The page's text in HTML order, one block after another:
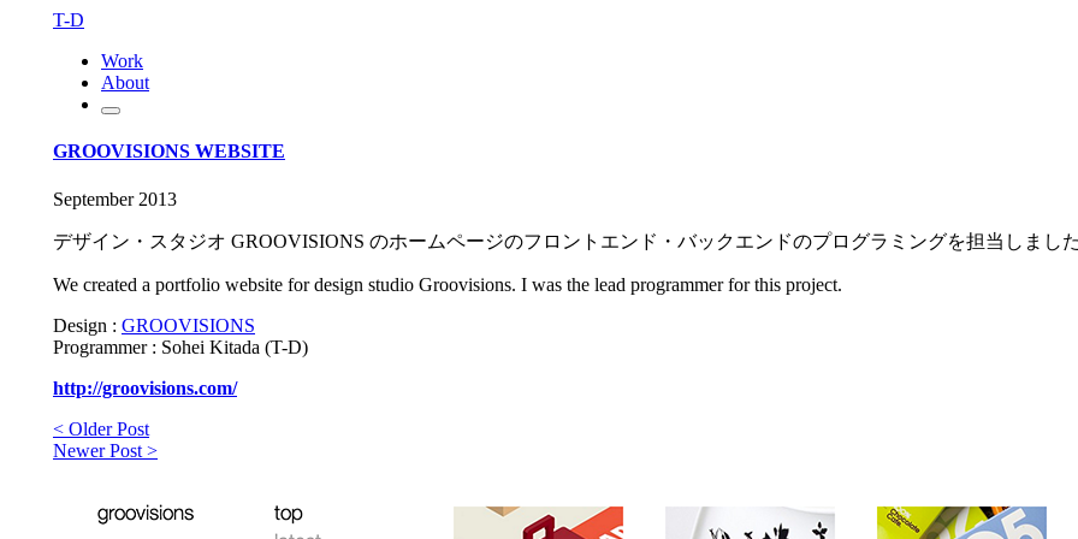
T-D
Work
About
GROOVISIONS WEBSITE
September 2013
デザイン・スタジオ GROOVISIONS のホームページのフロントエンド・バックエンドのプログラミングを担当しまし
We created a portfolio website for design studio Groovisions. I was the lead programmer for this project.
Design : GROOVISIONS
Programmer : Sohei Kitada (T-D)
http://groovisions.com/
< Older Post
Newer Post >